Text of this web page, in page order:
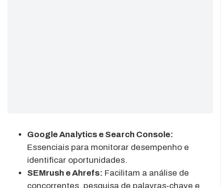
Google Analytics e Search Console:
Essenciais para monitorar desempenho e
identificar oportunidades.
SEMrush e Ahrefs: Facilitam a análise de
concorrentes, pesquisa de palavras-chave e